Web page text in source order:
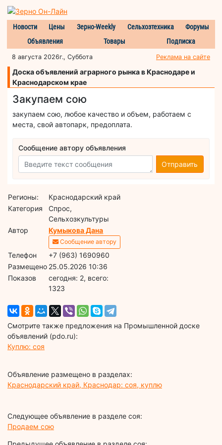
Новости Цены Зерно-Weekly Сельхозтехника
Форумы
Объявления
Товары Подписка
8 августа 2026г., Суббота Реклама на сайте
Доска объявлений аграрного рынка в Краснодаре и
Краснодарском крае
Закупаем сою
закупаем сою, любое качество и объем, работаем с
места, свой автопарк, предоплата.
Сообщение автору объявления
Отправить
Регионы:
Краснодарский край
Категория
Спрос,
Сельхозкультуры
Автор
Кумыкова Дана
Сообщение автору
Телефон
+7 (963) 1690960
Размещено 25.05.2026 10:36
Показов
cегодня: 2, всего:
1323
Смотрите также предложения на Промышленной доске
объявлений (pdo.ru):
Куплю: соя
Объявление размещено в разделах:
Краснодарский край, Краснодар: соя, куплю
Следующее объявление в разделе соя:
Продаем сою